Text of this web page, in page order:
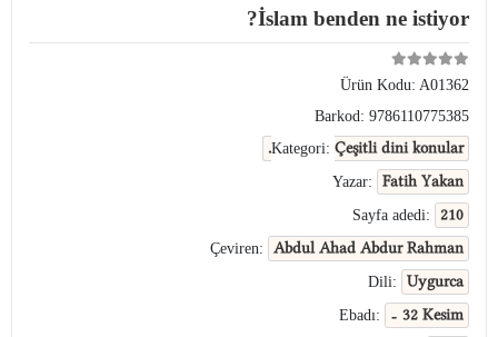
İslam benden ne istiyor?
Ürün Kodu: A01362
Barkod: 9786110775385
Kategori: Çeşitli dini konular.
Yazar: Fatih Yakan
Sayfa adedi: 210
Çeviren: Abdul Ahad Abdur Rahman
Dili: Uygurca
Ebadı: - 32 Kesim